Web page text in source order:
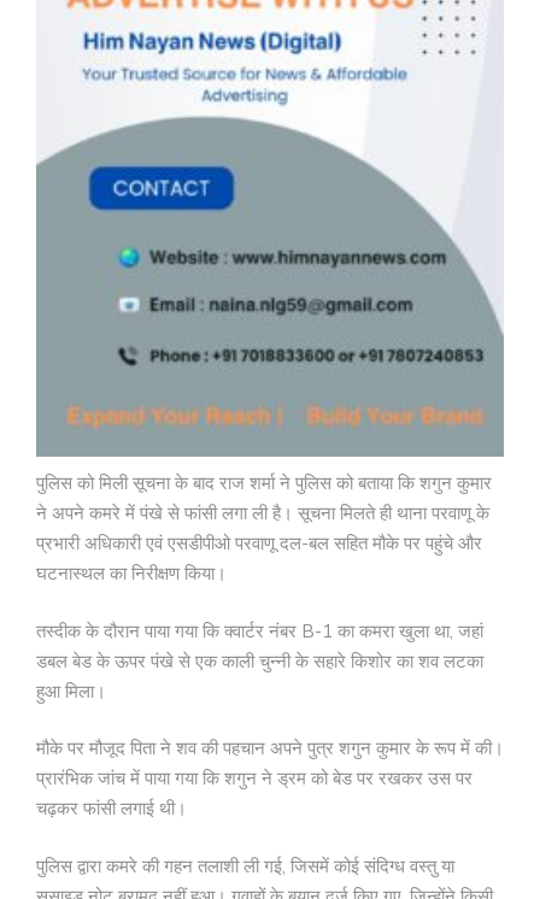
पुलिस को मिली सूचना के बाद राज शर्मा ने पुलिस को बताया कि शगुन कुमार
ने अपने कमरे में पंखे से फांसी लगा ली है। सूचना मिलते ही थाना परवाणू के
प्रभारी अधिकारी एवं एसडीपीओ परवाणू दल-बल सहित मौके पर पहुंचे और
घटनास्थल का निरीक्षण किया।
तस्दीक के दौरान पाया गया कि क्वार्टर नंबर B-1 का कमरा खुला था, जहां
डबल बेड के ऊपर पंखे से एक काली चुन्नी के सहारे किशोर का शव लटका
हुआ मिला।
मौके पर मौजूद पिता ने शव की पहचान अपने पुत्र शगुन कुमार के रूप में की।
प्रारंभिक जांच में पाया गया कि शगुन ने ड्रम को बेड पर रखकर उस पर
चढ़कर फांसी लगाई थी।
पुलिस द्वारा कमरे की गहन तलाशी ली गई, जिसमें कोई संदिग्ध वस्तु या